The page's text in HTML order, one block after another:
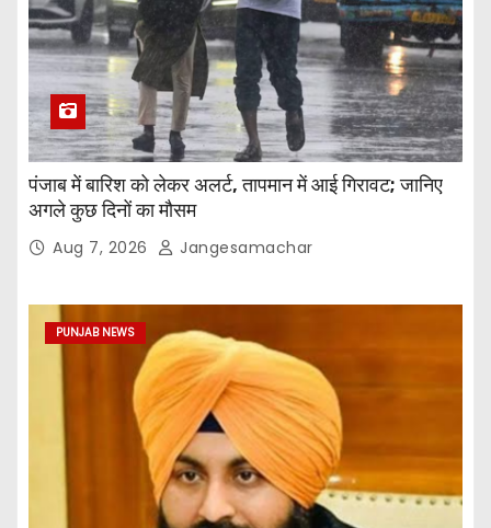
पंजाब में बारिश को लेकर अलर्ट, तापमान में आई गिरावट; जानिए
अगले कुछ दिनों का मौसम
Aug 7, 2026 Jangesamachar
PUNJAB NEWS